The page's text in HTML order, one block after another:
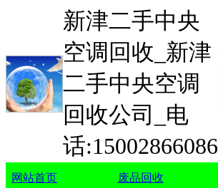
新津二手中央
空调回收_新津
二手中央空调
回收公司_电
话:15002866086
网站首页 废品回收